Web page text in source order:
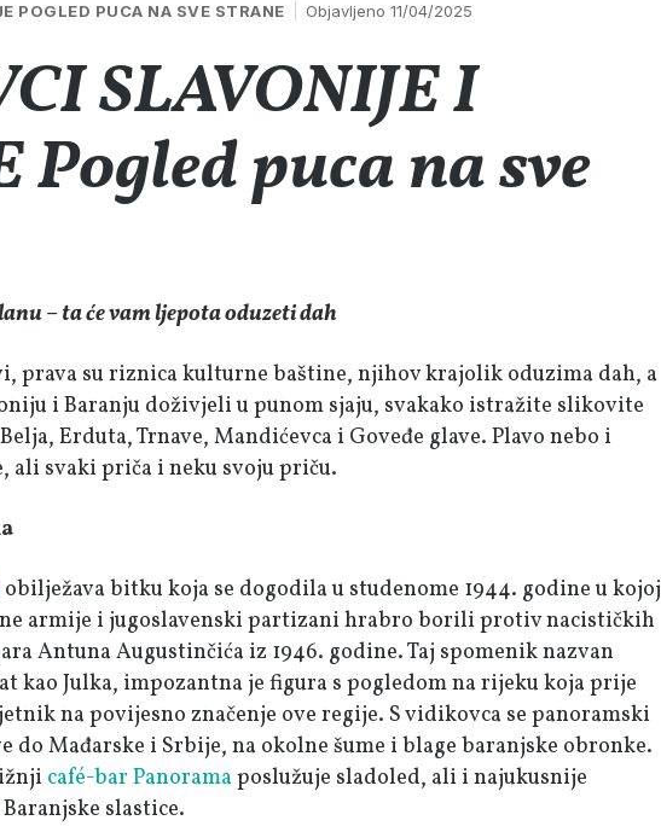
POGLED PUCA NA SVE STRANE Objavljeno 11/04/2025
SLAVONIJE I
Pogled puca na sve
– ta će vam ljepota oduzeti dah
prava su riznica kulturne baštine, njihov krajolik oduzima dah, a
i Baranju doživjeli u punom sjaju, svakako istražite slikovite
Erduta, Trnave, Mandićevca i Goveđe glave. Plavo nebo i
ali svaki priča i neku svoju priču.
obilježava bitku koja se dogodila u studenome 1944. godine u kojoj
armije i jugoslavenski partizani hrabro borili protiv nacističkih
Antuna Augustinčića iz 1946. godine. Taj spomenik nazvan
kao Julka, impozantna je figura s pogledom na rijeku koja prije
na povijesno značenje ove regije. S vidikovca se panoramski
do Mađarske i Srbije, na okolne šume i blage baranjske obronke.
café-bar Panorama poslužuje sladoled, ali i najukusnije
slastice.